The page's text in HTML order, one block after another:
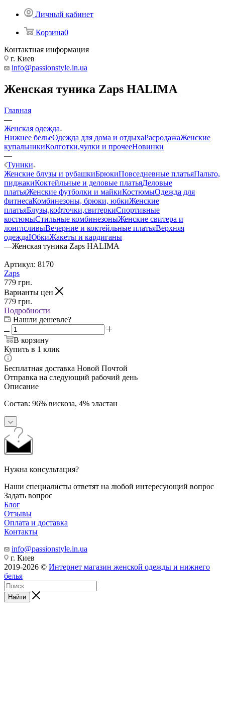
Личный кабинет
Корзина0
Контактная информация
г. Киев
info@passionstyle.in.ua
Женская туника Zaps HALIMA
Главная
—
Женская одежда
Нижнее бельеОдежда для дома и отдыхаРасродажаЖенские
купальникиКолготки,чулки и прочееНовинки
—
Туники
Женские блузы и рубашкиБрюкиПовседневные платьяПальто,
пиджакиКоктейльные и деловые платьяДеловые
платьяЖенские футболки и майкиКостюмыОдежда для
фитнесаКомбинезоны, брюки, юбкиЖенские
платьяБлузы,кофточки,свитеркиСпортивные
костюмыСтильные комбинезоныЖенские свитера и
лонглсливыВечерние и коктейльные платьяВерхняя
одеждаЮбкиЖакеты и кардиганы
—Женская туника Zaps HALIMA
Артикул: 8170
Zaps
779 грн.
Варианты цен
779 грн.
Подробности
Нашли дешевле?
В корзину
Купить в 1 клик
Бесплатная доставка Новой Почтой
Отправка на следующий рабочий день
Описание
Состав: 96% вискоза, 4% эластан
Нужна консультация?
Наши специалисты ответят на любой интересующий вопрос
Задать вопрос
Блог
Отзывы
Оплата и доставка
Контакты
info@passionstyle.in.ua
г. Киев
2019-2026 © Интернет магазин женской одежды и нижнего
белья
Найти